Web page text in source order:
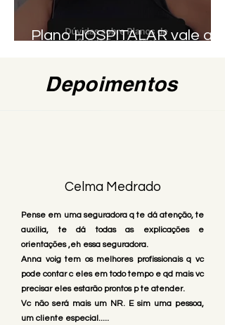
Plano HOSPITALAR vale a
Depoimentos
Celma Medrado
Pense em uma seguradora q te dá atenção, te
auxilia, te dá todas as explicações e
orientações ,eh essa seguradora.
Anna voig tem os melhores profissionais q vc
pode contar c eles em todo tempo e qd mais vc
precisar eles estarão prontos p te atender.
Vc não será mais um NR. E sim uma pessoa,
um cliente especial.....